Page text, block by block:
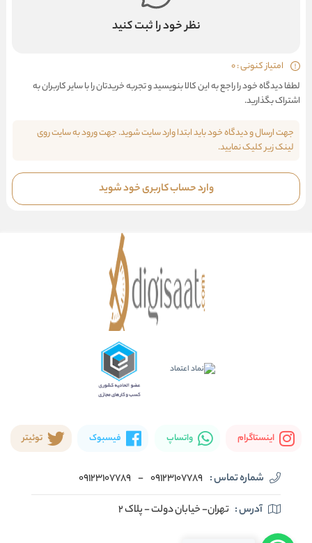
نظر خود را ثبت کنید
امتیاز کنونی : 0
لطفا دیدگاه خود را راجع به این کالا بنویسید و تجربه خریدتان را با سایر کاربران به
اشتراک بگذارید.
جهت ارسال و دیدگاه خود باید ابتدا وارد سایت شوید. جهت ورود به سایت روی
لینک زیر کلیک نمایید.
وارد حساب کاربری خود شوید
اینستاگرام واتساپ فیسبوک توئیتر
شماره تماس : 09123107789
-
09123107789
آدرس : تهران- خیابان دولت - پلاک ۲